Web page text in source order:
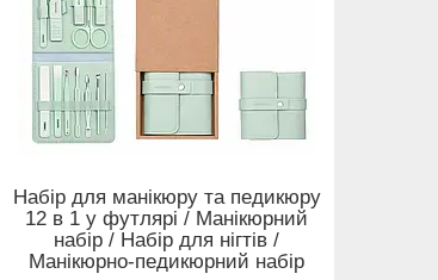
Набір для манікюру та педикюру
12 в 1 у футлярі / Манікюрний
набір / Набір для нігтів /
Манікюрно-педикюрний набір